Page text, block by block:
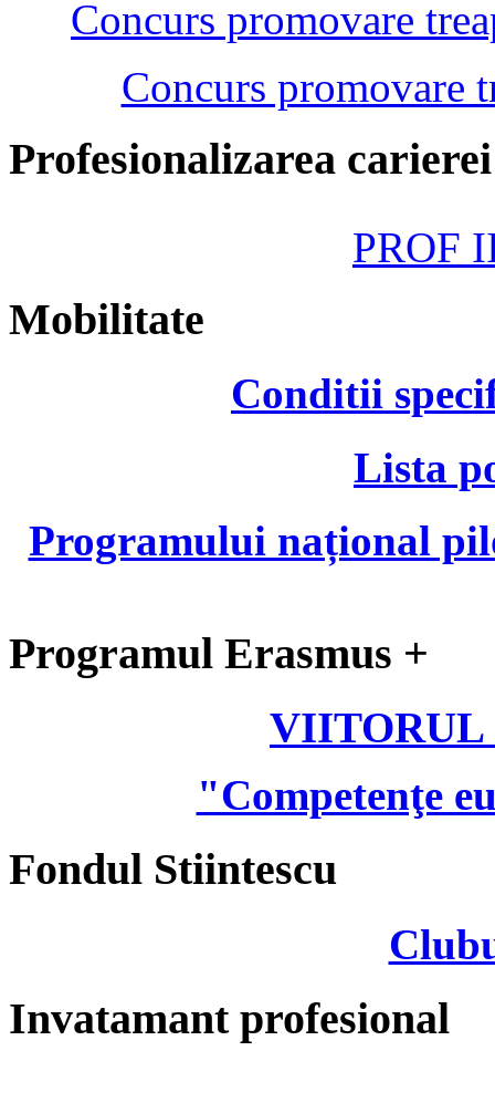
Concurs promovare
Concurs promovare
Profesionalizarea
PROF
Mobilitate
Conditii
Lista
Programului național
Programul Erasmus +
VIITORUL
"Competenţe
Fondul Stiintescu
Invatamant profesional